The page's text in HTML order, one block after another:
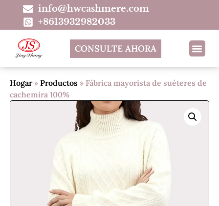
info@hwcashmere.com
+8613932982033
CONSULTE AHORA
Hogar» Productos » Fábrica mayorista de suéteres de
cachemira 100%